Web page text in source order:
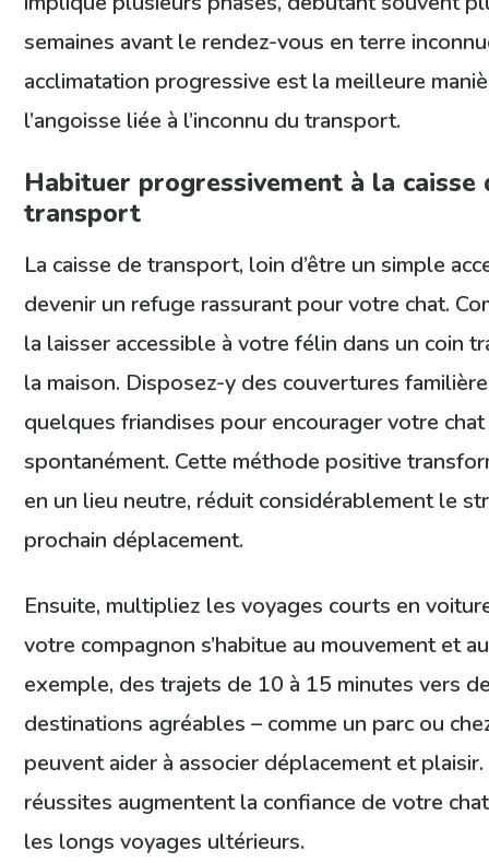
semaines avant le rendez-vous en terre
acclimatation progressive est la meilleure
l’angoisse liée à l’inconnu du transport.
Habituer progressivement à la caisse
transport
La caisse de transport, loin d’être un simple
devenir un refuge rassurant pour votre chat.
la laisser accessible à votre félin dans un coin
la maison. Disposez-y des couvertures
quelques friandises pour encourager votre
spontanément. Cette méthode positive
en un lieu neutre, réduit considérablement le
prochain déplacement.
Ensuite, multipliez les voyages courts en
votre compagnon s’habitue au mouvement et
exemple, des trajets de 10 à 15 minutes vers
destinations agréables – comme un parc ou
peuvent aider à associer déplacement et
réussites augmentent la confiance de votre
les longs voyages ultérieurs.